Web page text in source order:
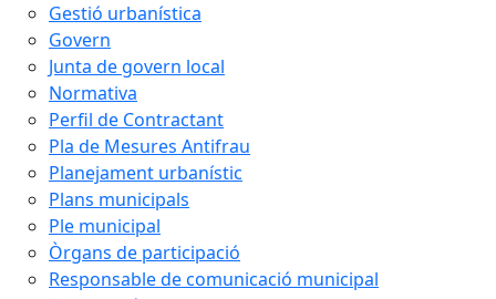
Gestió urbanística
Govern
Junta de govern local
Normativa
Perfil de Contractant
Pla de Mesures Antifrau
Planejament urbanístic
Plans municipals
Ple municipal
Òrgans de participació
Responsable de comunicació municipal